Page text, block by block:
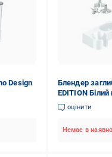
Design
Блендер
EDITION
насадки, С-
оцінити
Немає в